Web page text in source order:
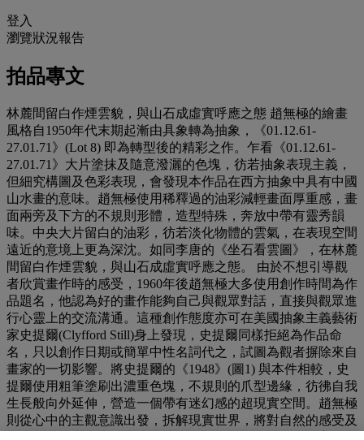
登入
瀏覽狀況報告
拍品專文
林麓間留白作煙雲貌，與山石成虛實呼應之態 趙無極的繪畫
風格自1950年代末期起漸由具象轉為抽象，《01.12.61-
27.01.71》(Lot 8) 即為轉型後的精彩之作。乍看《01.12.61-
27.01.71》大片塗抹及隨意潑灑的色塊，彷若抽象表現主義，
但細究構圖及色彩表現，會發現本作品在西方抽象中具有中國
山水畫的意味。趙無極使用稀釋過的油彩減輕畫面厚重感，畫
面兩旁及下方的不規則形體，造型特殊，奔放中帶有靈秀韻
味。中央大片留白的油彩，彷若淡化物體的雲氣，在表現空間
遠近的意境上更為深沈。如同李唐的《坐石看雲圖》，在林麓
間留白作煙雲貌，與山石成虛實呼應之態。 由於不想引導觀
者欣賞畫作時的感受，1960年後趙無極大多使用創作時間為作
品題名，他認為好的畫作能夠自己與觀眾對話，直接與觀眾進
行心靈上的交流溝通。這種創作態度亦可在美國抽象主義藝術
家史提爾(Clyfford Still)身上發現，史提爾同樣拒絕為作品命
名，只以創作日期或簡單中性名詞代之，試圖為觀者摒除來自
畫家的一切影響。將史提爾的《1948》(圖1) 與本件相較，史
提爾使用粗筆塗刷出濃重色塊，不規則的爪型邊緣，彷彿自我
生長般向外延伸，營造一個帶有迷幻感的超現實空間。趙無極
則從心中的主觀意識出發，拆解現實世界，將對自然的感受及